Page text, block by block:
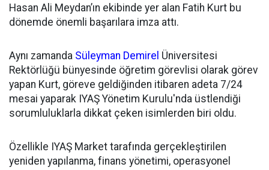
Hasan Ali Meydan’ın ekibinde yer alan Fatih Kurt bu
dönemde önemli başarılara imza attı.
Aynı zamanda Süleyman Demirel Üniversitesi
Rektörlüğü bünyesinde öğretim görevlisi olarak görev
yapan Kurt, göreve geldiğinden itibaren adeta 7/24
mesai yaparak IYAŞ Yönetim Kurulu'nda üstlendiği
sorumluluklarla dikkat çeken isimlerden biri oldu.
Özellikle IYAŞ Market tarafında gerçekleştirilen
yeniden yapılanma, finans yönetimi, operasyonel